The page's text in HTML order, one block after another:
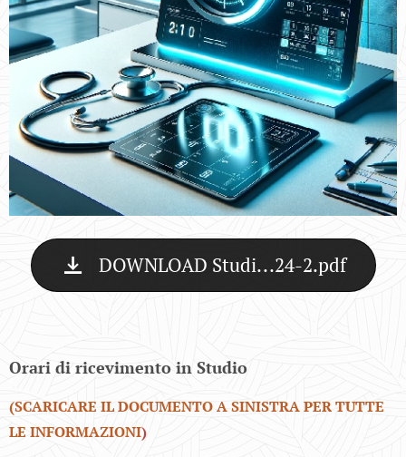
DOWNLOAD Studi...24-2.pdf
Orari di ricevimento in Studio
(SCARICARE IL DOCUMENTO A SINISTRA PER TUTTE
LE INFORMAZIONI)